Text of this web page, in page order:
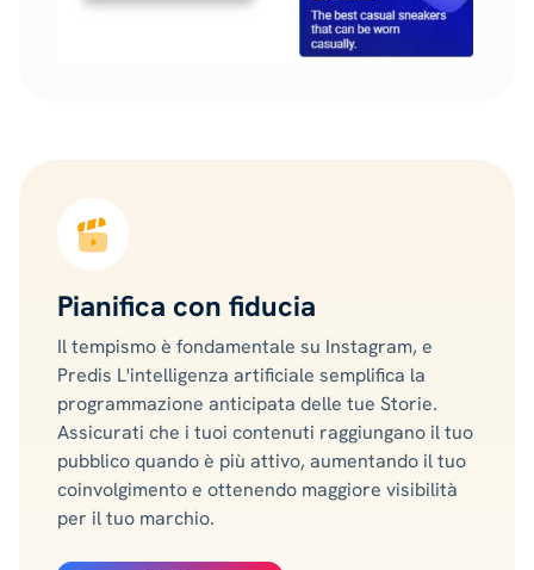
Pianifica con fiducia
Il tempismo è fondamentale su Instagram, e
Predis L'intelligenza artificiale semplifica la
programmazione anticipata delle tue Storie.
Assicurati che i tuoi contenuti raggiungano il tuo
pubblico quando è più attivo, aumentando il tuo
coinvolgimento e ottenendo maggiore visibilità
per il tuo marchio.